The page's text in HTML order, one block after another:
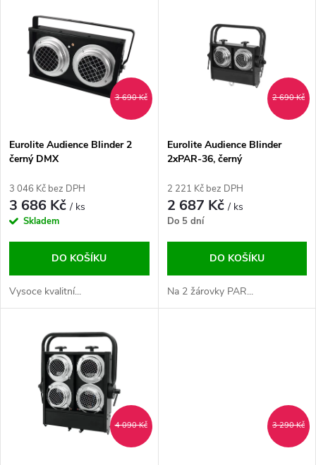
p
r
o
u
Abecedně
s
p
r
o
d
u
3 690 Kč
Eurolite Audience Blinder 2
černý DMX
3 046 Kč bez DPH
3 686 Kč/ ks
Skladem
DO KOŠÍKU
Vysoce kvalitní...
2 690 Kč
Eurolite Audience Blinder
2xPAR-36, černý
2 221 Kč bez DPH
2 687 Kč/ ks
Do 5 dní
DO KOŠÍKU
Na 2 žárovky PAR...
4 090 Kč 3 290 Kč